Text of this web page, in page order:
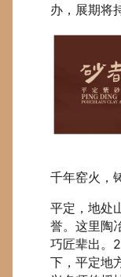
办，展期将
千年窑火，
平定，地处
誉。这里陶
巧匠辈出。
下，平定地